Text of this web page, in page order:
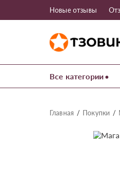
Новые отзывы
Все категории
Главная Покупки